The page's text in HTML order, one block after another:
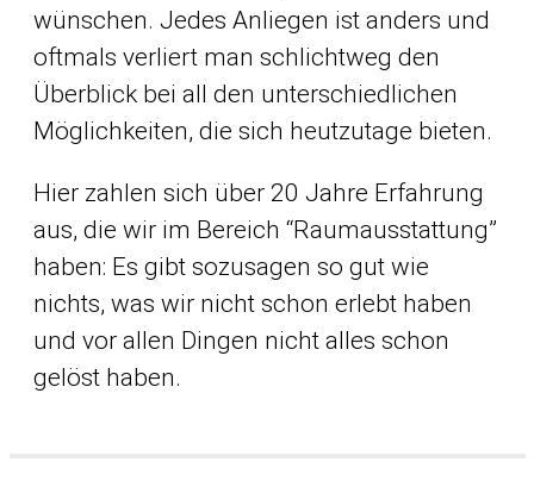
wünschen. Jedes Anliegen ist anders und
oftmals verliert man schlichtweg den
Überblick bei all den unterschiedlichen
Möglichkeiten, die sich heutzutage bieten.
Hier zahlen sich über 20 Jahre Erfahrung
aus, die wir im Bereich “Raumausstattung”
haben: Es gibt sozusagen so gut wie
nichts, was wir nicht schon erlebt haben
und vor allen Dingen nicht alles schon
gelöst haben.